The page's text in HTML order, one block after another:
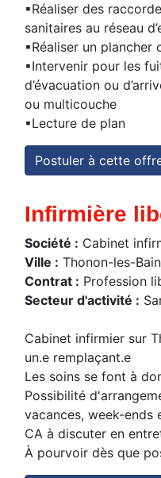
▪Réaliser des
sanitaires au réseau
▪Réaliser un plancher
▪Intervenir pour les
d’évacuation ou
ou multicouche
▪Lecture de plan
Postuler à cette
Infirmière
Société : Cabinet
Ville : Thonon-les-
Contrat : Profession
Secteur d'activité :
Cabinet infirmier sur
un.e remplaçant.e
Les soins se font à
Possibilité
vacances, week-ends
CA à discuter en
À pourvoir dès que